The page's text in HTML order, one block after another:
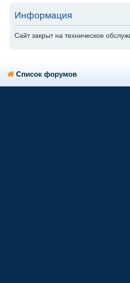
Информация
Сайт закрыт на техническое
Список форумов